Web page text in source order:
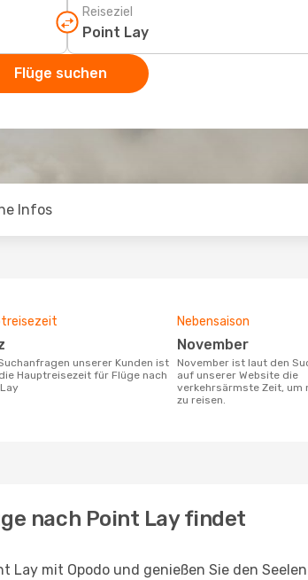
Reiseziel
Flüge suchen
Infos
Hauptreisezeit für Flüge nach
Nebensaison
November
November ist laut den Suchanfragen
auf unserer Website die
verkehrsärmste Zeit, um
zu reisen.
nach Point Lay findet
Lay mit Opodo und genießen Sie den